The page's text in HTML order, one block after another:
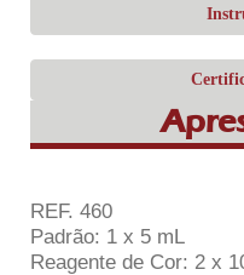
REF. 460
Padrão: 1 x 5 mL
Reagente de Cor: 2 x